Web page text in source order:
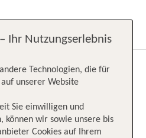
Ihr Nutzungserlebnis
Technologien, die für
unserer Website
Sie einwilligen und
können wir sowie unsere bis
Cookies auf Ihrem